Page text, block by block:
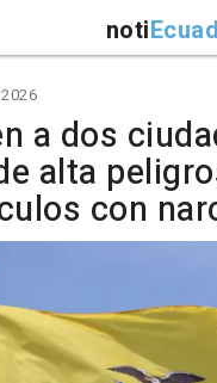
noti
a dos
alta
con